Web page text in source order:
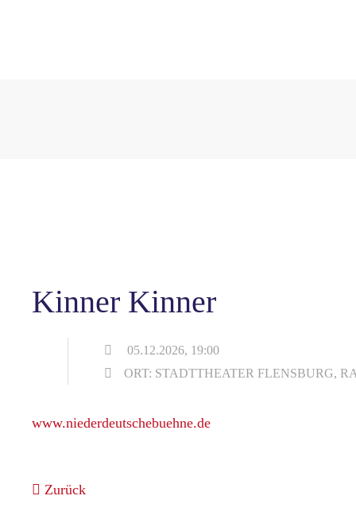
Kinner Kinner
05.12.2026, 19:00
ORT: STADTTHEATER FLENSBURG,
www.niederdeutschebuehne.de
Zurück